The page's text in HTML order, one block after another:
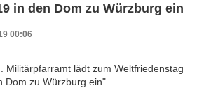
in den Dom zu Würzburg ein
00:06